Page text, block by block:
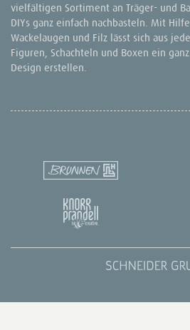
vielfältigen Sortiment an Träger- und
DIYs ganz einfach nachbasteln. Mit
Wackelaugen und Filz lässt sich aus
Figuren, Schachteln und Boxen ein
Design erstellen.